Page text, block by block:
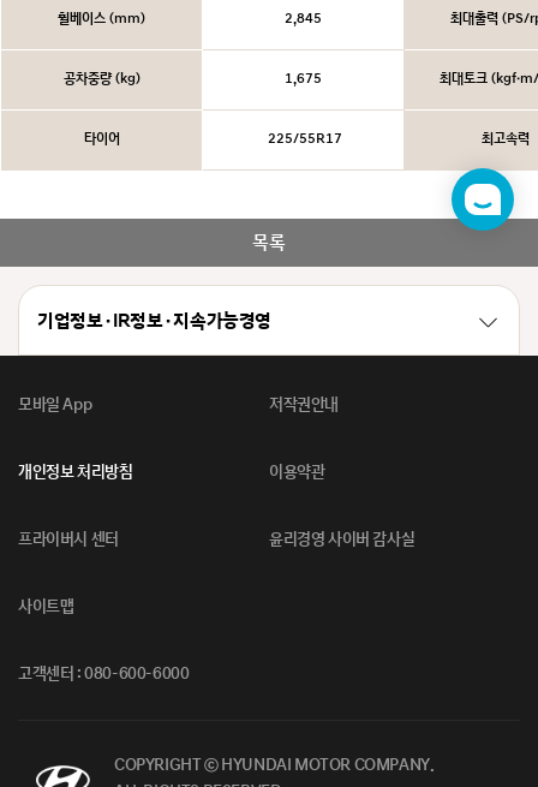
휠베이스 (mm) 2,845 최대출력 (PS/
공차중량 (kg) 1,675 최대토크
타이어 225/55R17 최고속력
목록
챗
봇
기업정보 · IR정보 · 지속가능경영
모바일 App 저작권안내
개인정보 처리방침 이용약관
프라이버시 센터 윤리경영 사이버 감사실
사이트맵
고객센터 : 080-600-6000
COPYRIGHT ⓒ HYUNDAI MOTOR COMPANY.